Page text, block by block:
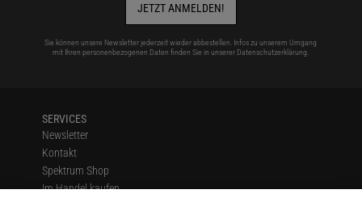
JETZT ANMELDEN!
Sie können unsere Newsletter jederzeit wieder abbestellen. Infos zu unserem Umgang
mit Ihren personenbezogenen Daten finden Sie in unserer Datenschutzerklärung
SERVICES
Newsletter
Kontakt
Spektrum Shop
Im Handel kaufen